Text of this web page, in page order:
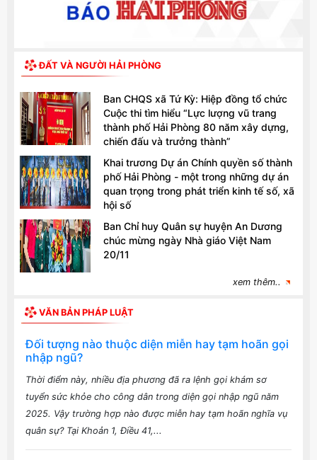
ĐẤT VÀ NGƯỜI HẢI PHÒNG
Ban CHQS xã Tứ Kỳ: Hiệp đồng tổ chức
Cuộc thi tìm hiểu “Lực lượng vũ trang
thành phố Hải Phòng 80 năm xây dựng,
chiến đấu và trưởng thành”
Khai trương Dự án Chính quyền số thành
phố Hải Phòng - một trong những dự án
quan trọng trong phát triển kinh tế số, xã
hội số
Ban Chỉ huy Quân sự huyện An Dương
chúc mừng ngày Nhà giáo Việt Nam
20/11
xem thêm..
VĂN BẢN PHÁP LUẬT
Đối tượng nào thuộc diện miễn hay tạm hoãn gọi
nhập ngũ?
Thời điểm này, nhiều địa phương đã ra lệnh gọi khám sơ
tuyển sức khỏe cho công dân trong diện gọi nhập ngũ năm
2025. Vậy trường hợp nào được miễn hay tạm hoãn nghĩa vụ
quân sự? Tại Khoản 1, Điều 41,...